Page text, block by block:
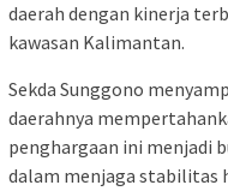
daerah dengan kinerja
kawasan Kalimantan.
Sekda Sunggono
daerahnya
penghargaan ini menjadi
dalam menjaga stabilitas